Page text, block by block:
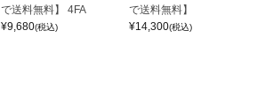
で送料無料】 4FA
¥9,680(税込)
で送料無料】
¥14,300(税込)